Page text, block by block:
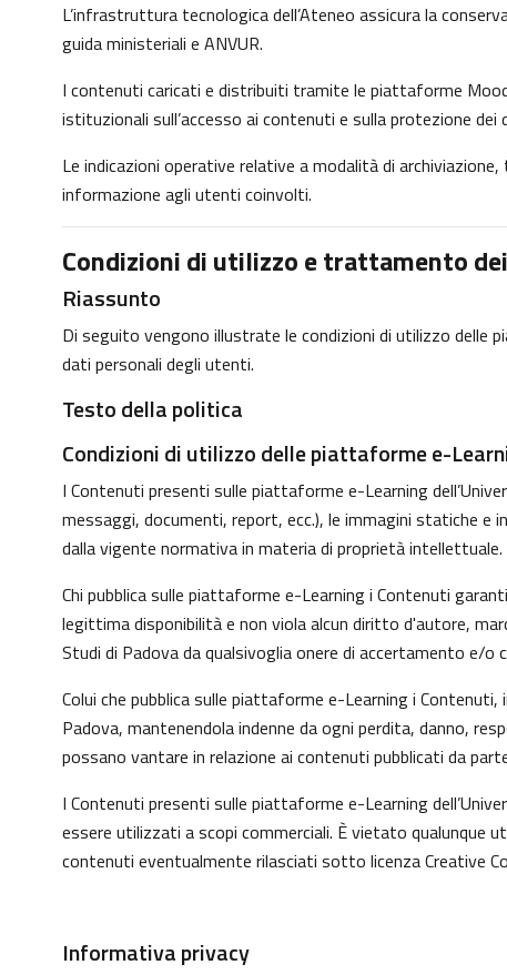
L’infrastruttura tecnologica dell’Ateneo assicura la
guida ministeriali e ANVUR.
I contenuti caricati e distribuiti tramite le piattaforme
istituzionali sull’accesso ai contenuti e sulla protezione dei
Le indicazioni operative relative a modalità di
informazione agli utenti coinvolti.
Condizioni di utilizzo e trattamento
Riassunto
Di seguito vengono illustrate le condizioni di utilizzo delle
dati personali degli utenti.
Testo della politica
Condizioni di utilizzo delle piattaforme e-
I Contenuti presenti sulle piattaforme e-Learning
messaggi, documenti, report, ecc.), le immagini statiche
dalla vigente normativa in materia di proprietà intellettuale.
Chi pubblica sulle piattaforme e-Learning i Contenuti
legittima disponibilità e non viola alcun diritto d'autore,
Studi di Padova da qualsivoglia onere di accertamento e/
Colui che pubblica sulle piattaforme e-Learning i
Padova, mantenendola indenne da ogni perdita, danno,
possano vantare in relazione ai contenuti pubblicati da
I Contenuti presenti sulle piattaforme e-Learning
essere utilizzati a scopi commerciali. È vietato
contenuti eventualmente rilasciati sotto licenza Creative
Informativa privacy